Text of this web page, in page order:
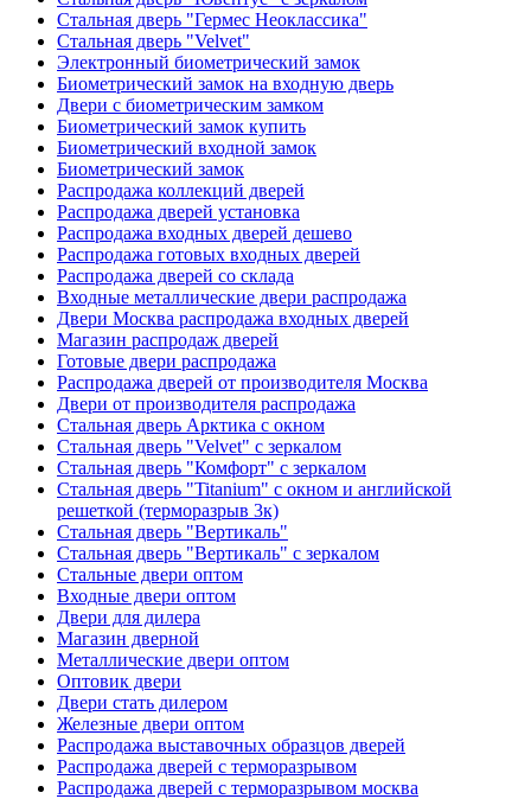
Стальная дверь "Гермес Неоклассика"
Стальная дверь "Velvet"
Электронный биометрический замок
Биометрический замок на входную дверь
Двери с биометрическим замком
Биометрический замок купить
Биометрический входной замок
Биометрический замок
Распродажа коллекций дверей
Распродажа дверей установка
Распродажа входных дверей дешево
Распродажа готовых входных дверей
Распродажа дверей со склада
Входные металлические двери распродажа
Двери Москва распродажа входных дверей
Магазин распродаж дверей
Готовые двери распродажа
Распродажа дверей от производителя Москва
Двери от производителя распродажа
Стальная дверь Арктика с окном
Стальная дверь "Velvet" с зеркалом
Стальная дверь "Комфорт" с зеркалом
Стальная дверь "Titanium" с окном и английской
решеткой (терморазрыв 3к)
Стальная дверь "Вертикаль"
Стальная дверь "Вертикаль" с зеркалом
Стальные двери оптом
Входные двери оптом
Двери для дилера
Магазин дверной
Металлические двери оптом
Оптовик двери
Двери стать дилером
Железные двери оптом
Распродажа выставочных образцов дверей
Распродажа дверей с терморазрывом
Распродажа дверей с терморазрывом москва